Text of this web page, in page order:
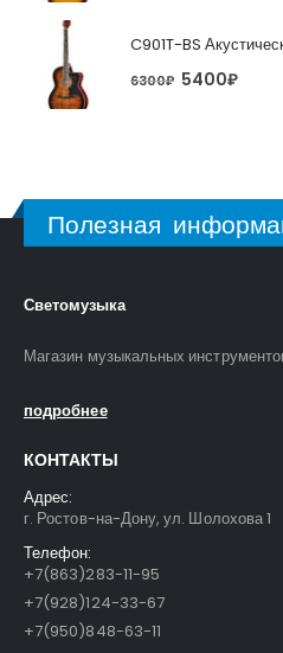
6300₽ 5400₽
Полезная
Светомузыка
Магазин музыкальных
подробнее
КОНТАКТЫ
Адрес:
г. Ростов-на-Дону, ул. Шолохова 1
Телефон:
+7(863)283-11-95
+7(928)124-33-67
+7(950)848-63-11